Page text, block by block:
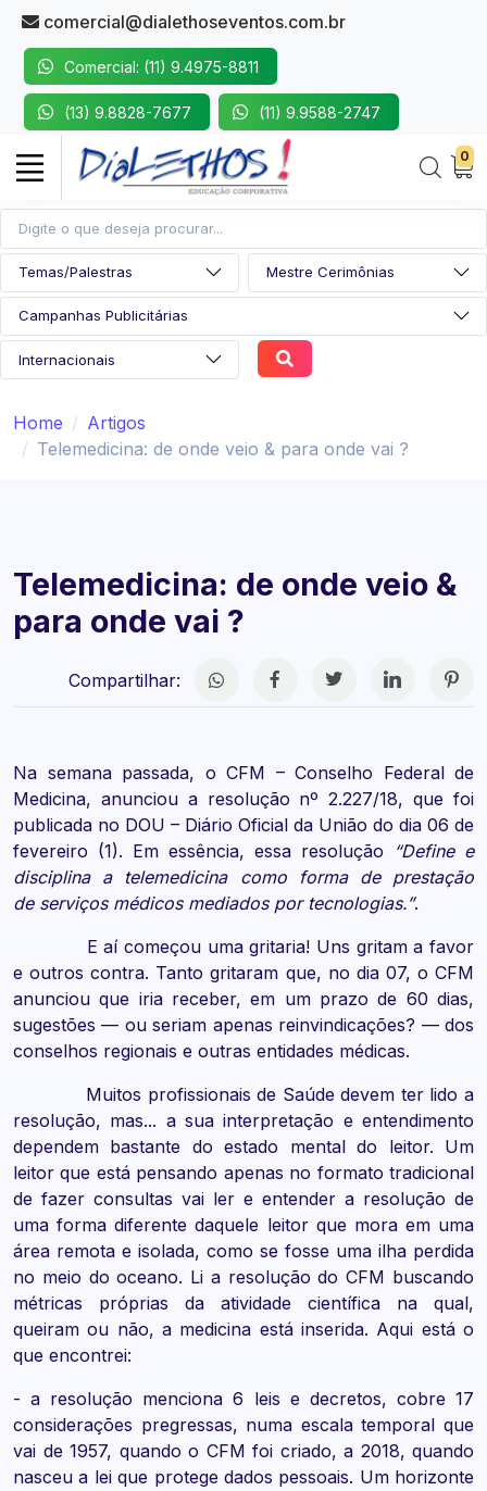
comercial@dialethoseventos.com.br
Comercial: (11) 9.4975-8811
(13) 9.8828-7677 (11) 9.9588-2747
0
Home
Artigos
Telemedicina: de onde veio & para onde vai ?
Telemedicina: de onde veio &
para onde vai ?
Compartilhar:
Na semana passada, o CFM – Conselho Federal de
Medicina, anunciou a resolução nº 2.227/18, que foi
publicada no DOU – Diário Oficial da União do dia 06 de
fevereiro (1). Em essência, essa resolução
“Define e
disciplina a telemedicina como forma de prestação
de serviços médicos mediados por tecnologias.”.
E aí começou uma gritaria! Uns gritam a favor
e outros contra. Tanto gritaram que, no dia 07, o CFM
anunciou que iria receber, em um prazo de 60 dias,
sugestões — ou seriam apenas reinvindicações? — dos
conselhos regionais e outras entidades médicas.
Muitos profissionais de Saúde devem ter lido a
resolução, mas... a sua interpretação e entendimento
dependem bastante do estado mental do leitor. Um
leitor que está pensando apenas no formato tradicional
de fazer consultas vai ler e entender a resolução de
uma forma diferente daquele leitor que mora em uma
área remota e isolada, como se fosse uma ilha perdida
no meio do oceano. Li a resolução do CFM buscando
métricas próprias da atividade científica na qual,
queiram ou não, a medicina está inserida. Aqui está o
que encontrei:
- a resolução menciona 6 leis e decretos, cobre 17
considerações pregressas, numa escala temporal que
vai de 1957, quando o CFM foi criado, a 2018, quando
nasceu a lei que protege dados pessoais. Um horizonte